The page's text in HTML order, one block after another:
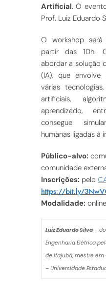
Artificial. O
Prof. Luiz Eduardo
O workshop
partir das 10h.
abordar a solução
(IA), que envolve
várias
artificiais,
aprendizado,
consegue
humanas ligadas à
Público-alvo:
comunidade
Inscrições: pelo
https://bit.ly/
Modalidade: online
Luiz Eduardo Silva –
Engenharia Elétrica
de Itajubá, mestre
– Universidade